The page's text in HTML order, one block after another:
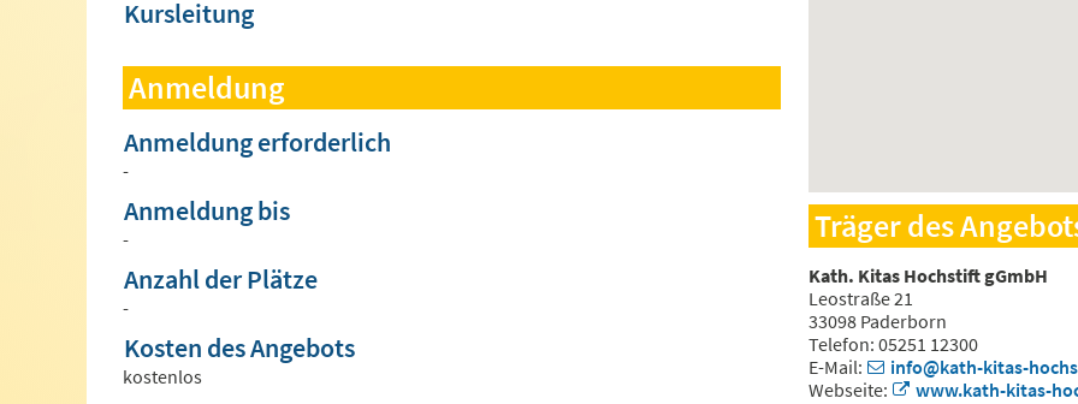
Kursleitung
Anmeldung
Anmeldung erforderlich
-
Anmeldung bis
-
Anzahl der Plätze
-
Kosten des Angebots
kostenlos
Träger des
Kath. Kitas Hochstift gGmbH
Leostraße 21
33098 Paderborn
Telefon: 05251 12300
E-Mail:
info@kath-kitas-
Webseite:
www.kath-kitas-